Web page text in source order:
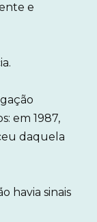
e
em 1987,
daquela
havia sinais